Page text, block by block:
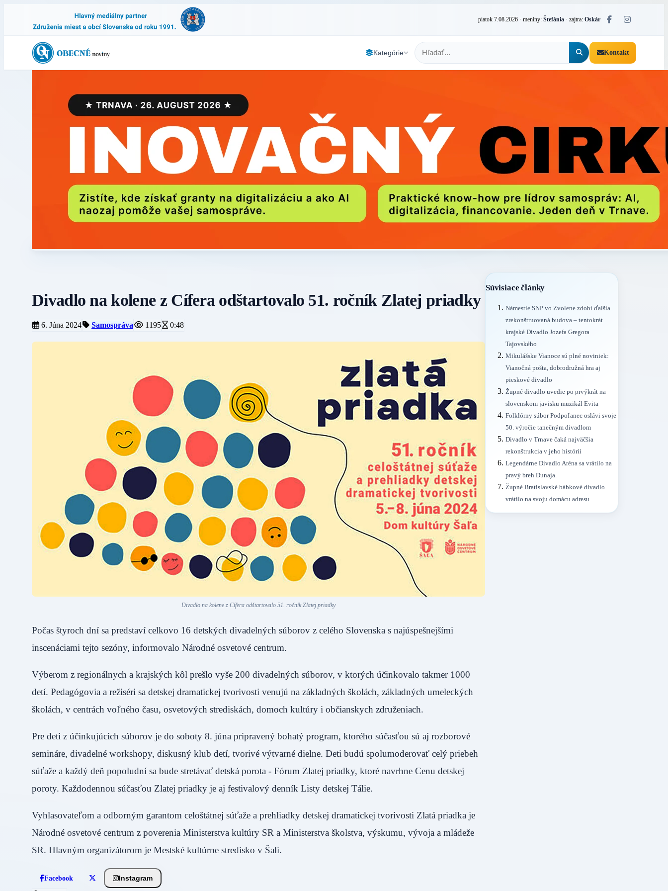
piatok 7.08.2026 · meniny: Štefánia · zajtra: Oskár
Kategórie Kontakt
Divadlo na kolene z Cífera odštartovalo 51. ročník Zlatej priadky
6. Júna 2024 Samospráva 1195 0:48
Divadlo na kolene z Cífera odštartovalo 51. ročník Zlatej priadky
Počas štyroch dní sa predstaví celkovo 16 detských divadelných súborov z celého Slovenska s najúspešnejšími
inscenáciami tejto sezóny, informovalo Národné osvetové centrum.
Výberom z regionálnych a krajských kôl prešlo vyše 200 divadelných súborov, v ktorých účinkovalo takmer 1000
detí. Pedagógovia a režiséri sa detskej dramatickej tvorivosti venujú na základných školách, základných umeleckých
školách, v centrách voľného času, osvetových strediskách, domoch kultúry i občianskych združeniach.
Pre deti z účinkujúcich súborov je do soboty 8. júna pripravený bohatý program, ktorého súčasťou sú aj rozborové
semináre, divadelné workshopy, diskusný klub detí, tvorivé výtvarné dielne. Deti budú spolumoderovať celý priebeh
súťaže a každý deň popoludní sa bude stretávať detská porota - Fórum Zlatej priadky, ktoré navrhne Cenu detskej
poroty. Každodennou súčasťou Zlatej priadky je aj festivalový denník Listy detskej Tálie.
Vyhlasovateľom a odborným garantom celoštátnej súťaže a prehliadky detskej dramatickej tvorivosti Zlatá priadka je
Národné osvetové centrum z poverenia Ministerstva kultúry SR a Ministerstva školstva, výskumu, vývoja a mládeže
SR. Hlavným organizátorom je Mestské kultúrne stredisko v Šali.
Facebook Instagram
Súvisiace články
Námestie SNP vo Zvolene zdobí ďalšia
zrekonštruovaná budova – tentokrát
krajské Divadlo Jozefa Gregora
Tajovského
Mikulášske Vianoce sú plné noviniek:
Vianočná pošta, dobrodružná hra aj
pieskové divadlo
Župné divadlo uvedie po prvýkrát na
slovenskom javisku muzikál Evita
Folklórny súbor Podpoľanec oslávi svoje
50. výročie tanečným divadlom
Divadlo v Trnave čaká najväčšia
rekonštrukcia v jeho histórii
Legendárne Divadlo Aréna sa vrátilo na
pravý breh Dunaja.
Župné Bratislavské bábkové divadlo
vrátilo na svoju domácu adresu